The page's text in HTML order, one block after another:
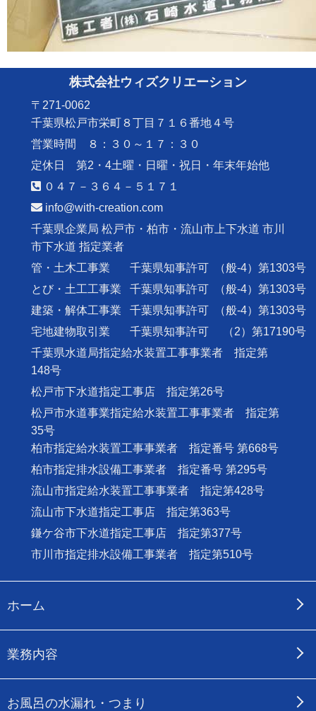
株式会社ウィズクリエーション
〒271-0062
千葉県松戸市栄町８丁目７１６番地４号
営業時間 ８：３０～１７：３０
定休日 第2・4土曜・日曜・祝日・年末年始他
０４７－３６４－５１７１
info@with-creation.com
千葉県企業局 松戸市・柏市・流山市上下水道 市川
市下水道 指定業者
管・土木工事業
千葉県知事許可
（般-4）第1303号
とび・土工工事業
千葉県知事許可
（般-4）第1303号
建築・解体工事業
千葉県知事許可
（般-4）第1303号
宅地建物取引業
千葉県知事許可
（2）第17190号
千葉県水道局指定給水装置工事事業者 指定第
148号
松戸市下水道指定工事店 指定第26号
松戸市水道事業指定給水装置工事事業者 指定第
35号
柏市指定給水装置工事事業者 指定番号 第668号
柏市指定排水設備工事業者 指定番号 第295号
流山市指定給水装置工事事業者 指定第428号
流山市下水道指定工事店 指定第363号
鎌ケ谷市下水道指定工事店 指定第377号
市川市指定排水設備工事業者 指定第510号
ホーム
業務内容
お風呂の水漏れ・つまり